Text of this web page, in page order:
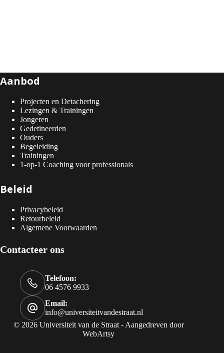
Aanbod
Projecten en Detachering
Lezingen & Trainingen
Jongeren
Gedetineerden
Ouders
Begeleiding
Trainingen
1-op-1 Coaching voor professionals
Beleid
Privacybeleid
Retourbeleid
Algemene Voorwaarden
Contacteer ons
Telefoon:
06 4576 9933
Email:
info@universiteitvandestraat.nl
© 2026 Universiteit van de Straat - Aangedreven door
WebArtsy